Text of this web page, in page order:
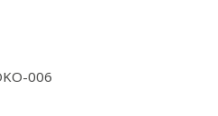
006